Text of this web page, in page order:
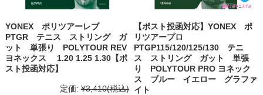
YONEX ポリツアーレブ
PTGR テニス ストリング ガ
ット 単張り POLYTOUR REV
ヨネックス 1.20 1.25 1.30【ポ
スト投函対応】
定価: ¥3,410(税込)
【ポスト投函対応】YONEX ポ
リツアープロ
PTGP115/120/125/130 テニ
ス ストリング ガット 単張
り POLYTOUR PRO ヨネック
ス ブルー イエロー グラファ
イト